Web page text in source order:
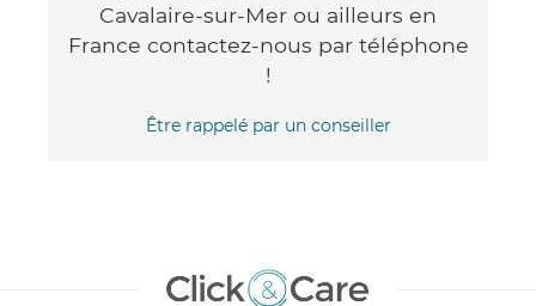
Cavalaire-sur-Mer ou ailleurs en
France contactez-nous par téléphone
!
Être rappelé par un conseiller